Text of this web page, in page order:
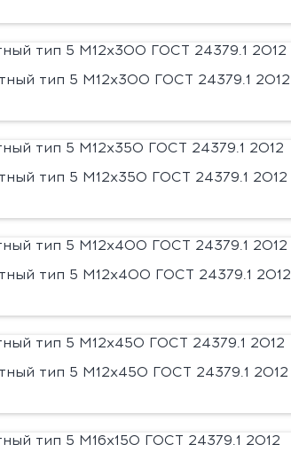
тип 5 М12х300 ГОСТ 24379.1 2012
тип 5 М12х350 ГОСТ 24379.1 2012
тип 5 М12х400 ГОСТ 24379.1 2012
тип 5 М12х450 ГОСТ 24379.1 2012